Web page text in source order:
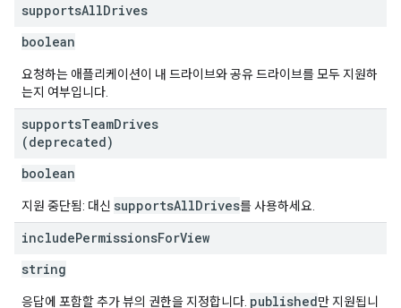
supportsAllDrives
boolean
요청하는 애플리케이션이 내 드라이브와 공유 드라이브를 모두 지원하
는지 여부입니다.
supportsTeamDrives
(deprecated)
boolean
지원 중단됨: 대신 supportsAllDrives를 사용하세요.
includePermissionsForView
string
응답에 포함할 추가 뷰의 권한을 지정합니다. published만 지원됩니